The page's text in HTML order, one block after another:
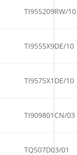
TI955209RW/10
TI9555X9DE/10
TI9575X1DE/10
TI909801CN/03
TQ507D03/01